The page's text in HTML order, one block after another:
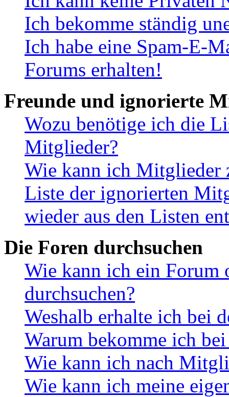
Ich bekomme ständig
Ich habe eine Spam-E-
Forums erhalten!
Freunde und ignorierte
Wozu benötige ich die
Mitglieder?
Wie kann ich Mitglieder
Liste der ignorierten
wieder aus den Listen
Die Foren durchsuchen
Wie kann ich ein Forum
durchsuchen?
Weshalb erhalte ich bei
Warum bekomme ich
Wie kann ich nach
Wie kann ich meine